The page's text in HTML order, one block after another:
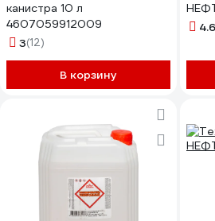
канистра 10 л
4607059912009
3(12)
В корзину
4.6